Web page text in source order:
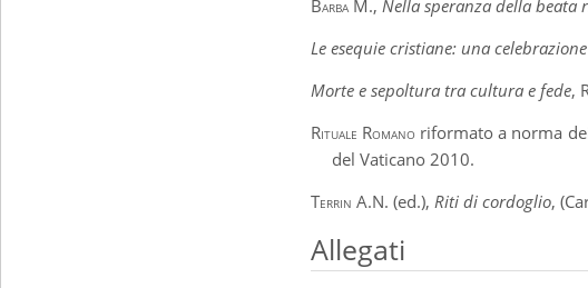
Barba M.,Nella speranza della beata
Le esequie cristiane: una
Morte e sepoltura tra cultura e fede,
Rituale Romano riformato a norma
del Vaticano 2010.
Terrin A.N. (ed.),Riti di cordoglio,
Allegati